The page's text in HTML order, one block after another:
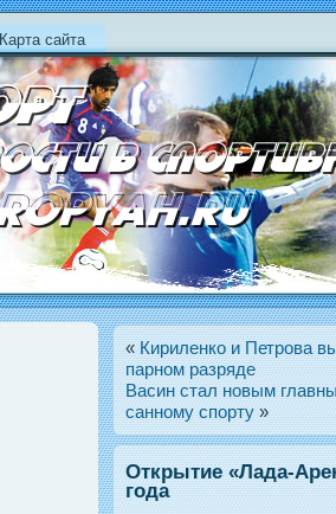
Карта сайта
«Кириленко и Петрова
парном разряде
Васин стал новым
санному спорту»
Открытие «Лада-
года